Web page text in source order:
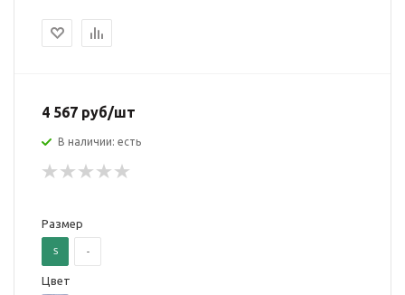
4 567 руб/шт
В наличии: есть
Размер
S -
Цвет